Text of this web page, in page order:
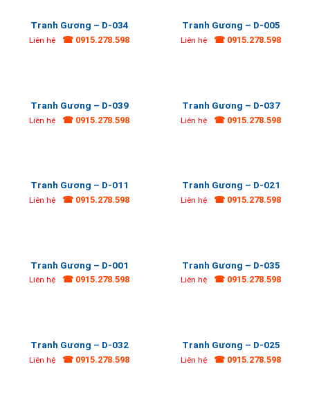
Tranh Gương – D-034
Liên hệ ☎ 0915.278.598
Tranh Gương – D-005
Liên hệ ☎ 0915.278.598
Tranh Gương – D-039
Liên hệ ☎ 0915.278.598
Tranh Gương – D-037
Liên hệ ☎ 0915.278.598
Tranh Gương – D-011
Liên hệ ☎ 0915.278.598
Tranh Gương – D-021
Liên hệ ☎ 0915.278.598
Tranh Gương – D-001
Liên hệ ☎ 0915.278.598
Tranh Gương – D-035
Liên hệ ☎ 0915.278.598
Tranh Gương – D-032
Liên hệ ☎ 0915.278.598
Tranh Gương – D-025
Liên hệ ☎ 0915.278.598